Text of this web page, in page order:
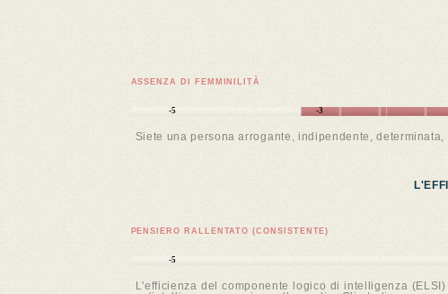
ASSENZA DI FEMMINILITÀ
-5 -3
Siete una persona arrogante, indipendente,
PENSIERO RALLENTATO (CONSISTENTE)
-5
L'efficienza del componente logico di intelligenza